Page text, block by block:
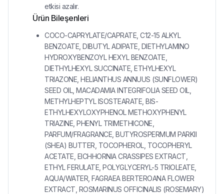
etkisi azalır.
Ürün Bileşenleri
COCO-CAPRYLATE/CAPRATE, C12-15 ALKYL
BENZOATE, DIBUTYL ADIPATE, DIETHYLAMINO
HYDROXYBENZOYL HEXYL BENZOATE,
DIETHYLHEXYL SUCCINATE, ETHYLHEXYL
TRIAZONE, HELIANTHUS ANNUUS (SUNFLOWER)
SEED OIL, MACADAMIA INTEGRIFOLIA SEED OIL,
METHYLHEPTYL ISOSTEARATE, BIS-
ETHYLHEXYLOXYPHENOL METHOXYPHENYL
TRIAZINE, PHENYL TRIMETHICONE,
PARFUM/FRAGRANCE, BUTYROSPERMUM PARKII
(SHEA) BUTTER, TOCOPHEROL, TOCOPHERYL
ACETATE, EICHHORNIA CRASSIPES EXTRACT,
ETHYL FERULATE, POLYGLYCERYL-5 TRIOLEATE,
AQUA/WATER, FAGRAEA BERTEROANA FLOWER
EXTRACT, ROSMARINUS OFFICINALIS (ROSEMARY)